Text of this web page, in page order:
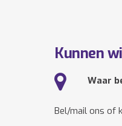
Kunnen
Waar
Bel/mail ons of